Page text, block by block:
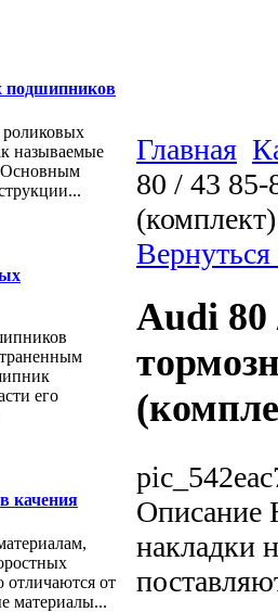
подшипников
роликовых
называемые
Основным
его
качения
отличаются от
материалы...
Главная
80 / 43 85-
Audi 80
Описание
накладки